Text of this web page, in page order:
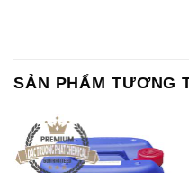
SẢN PHẨM TƯƠNG